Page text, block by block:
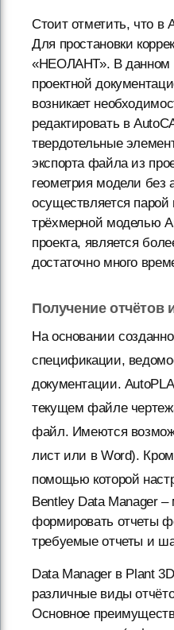
Стоит отметить, что в
Для простановки
«НЕОЛАНТ». В данном
проектной
возникает
редактировать в
твердотельные
экспорта файла из
геометрия модели
осуществляется
трёхмерной моделью
проекта, является
достаточно много
Получение отчётов
На основании
спецификации,
документации.
текущем файле
файл. Имеются
лист или в Word).
помощью которой
Bentley Data Manager
формировать отчеты
требуемые отчеты и
Data Manager в Plant
различные виды
Основное